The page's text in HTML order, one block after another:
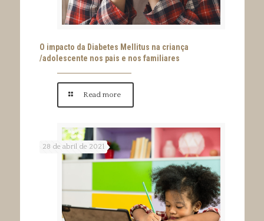
O impacto da Diabetes Mellitus na criança
/adolescente nos pais e nos familiares
Read more
28 de abril de 2021